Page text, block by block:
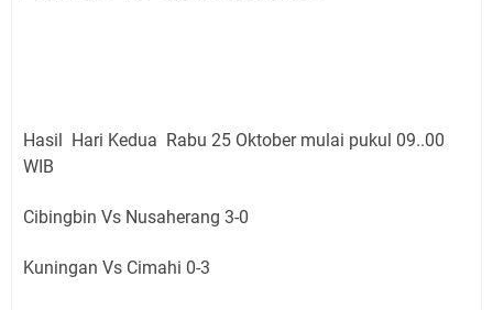
Hasil Hari Kedua Rabu 25 Oktober mulai pukul 09..00
WIB
Cibingbin Vs Nusaherang 3-0
Kuningan Vs Cimahi 0-3